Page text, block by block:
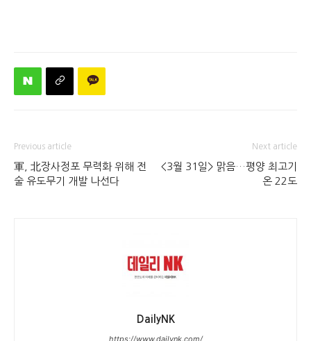
Previous article
軍, 北장사정포 무력화 위해 전
술 유도무기 개발 나선다
Next article
<3월 31일> 맑음…평양 최고기
온 22도
DailyNK
https://www.dailynk.com/